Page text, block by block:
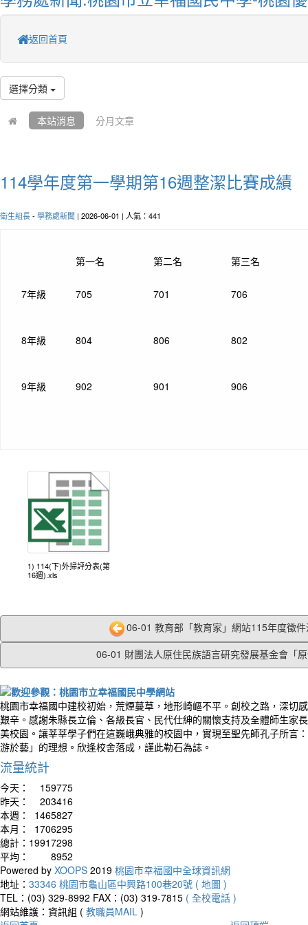
返回首頁
選擇分類
本站消息 分月文章
114學年度第一學期第16週整潔比賽成績
衛生組長- 學務處新聞 | 2026-06-01 | 人氣：441
第一名 第二名 第三名
7年級 705 701 706
8年級 804 806 802
9年級 902 901 906
1) 114(下)外掃評分表(第
16週).xls
06-01 教育部「教育家」網站115年度徵
06-01 財團法人原住民族語言研究發展基金會「
桃園市幸福國中建校初始，荒煙蔓草，地形崎嶇不平。創校之路，深切
艱辛。感謝朱縣長立倫、各級長官、民代仕紳的關懷支持及全體師生家
美校園。讓莘莘學子們在這巍峨典雅的校園中，實現至聖先師孔子所言
游於藝」的理想。欣逢校舍落成，謹此勒石為誌。
流量統計
今天：
159775
昨天：
203416
本週：
1465827
本月：
1706295
總計： 19917298
平均：
8952
Powered by XOOPS 2019 桃園市幸福國中全球資訊網
地址： 33346 桃園市龜山區中興路100巷20號 ( 地圖 )
TEL：(03) 329-8992 FAX：(03) 319-7815 ( 全校電話 )
網站維護：資訊組 ( 教職員MAIL )